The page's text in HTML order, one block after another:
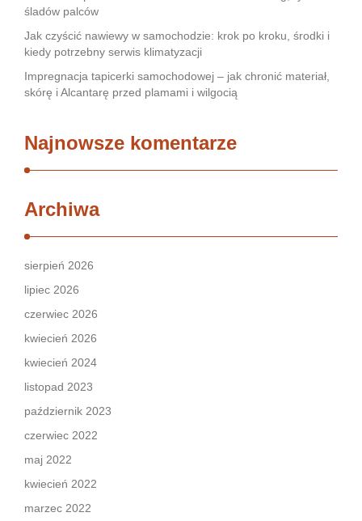
śladów palców
Jak czyścić nawiewy w samochodzie: krok po kroku, środki i
kiedy potrzebny serwis klimatyzacji
Impregnacja tapicerki samochodowej – jak chronić materiał,
skórę i Alcantarę przed plamami i wilgocią
Najnowsze komentarze
Archiwa
sierpień 2026
lipiec 2026
czerwiec 2026
kwiecień 2026
kwiecień 2024
listopad 2023
październik 2023
czerwiec 2022
maj 2022
kwiecień 2022
marzec 2022